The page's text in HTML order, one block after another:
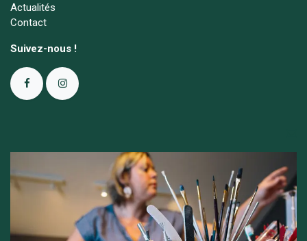
Actualités
Contact
Suivez-nous !